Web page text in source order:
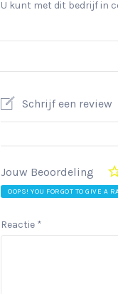
U kunt met dit bedrijf in
Schrijf een review
Jouw Beoordeling
OOPS! YOU FORGOT TO GIVE A
Reactie *